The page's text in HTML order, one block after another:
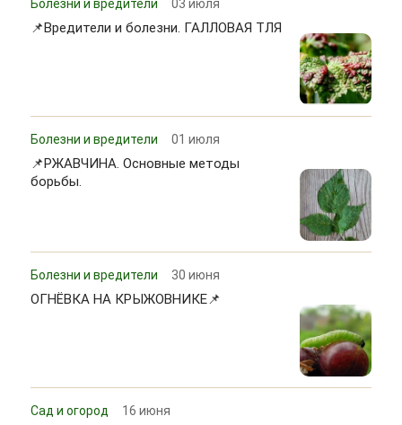
Болезни и вредители 03 июля
📌Вредители и болезни. ГАЛЛОВАЯ ТЛЯ
Болезни и вредители 01 июля
📌РЖАВЧИНА. Основные методы
борьбы.
Болезни и вредители 30 июня
ОГНЁВКА НА КРЫЖОВНИКЕ📌
Сад и огород 16 июня